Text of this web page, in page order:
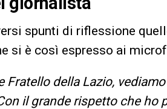
spunti di riflessione
si è così espresso ai
Fratello della Lazio,
il grande rispetto che ho